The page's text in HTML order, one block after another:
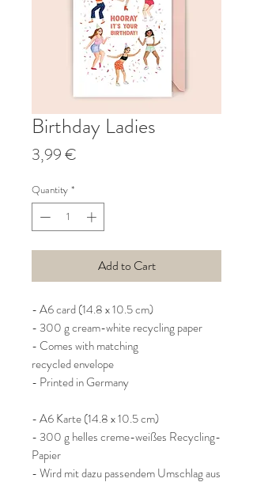
Birthday Ladies
3,99 €
Quantity *
Add to Cart
- A6 card (14.8 x 10.5 cm)
- 300 g cream-white recycling paper
- Comes with matching
recycled envelope
- Printed in Germany
- A6 Karte (14.8 x 10.5 cm)
- 300 g helles creme-weißes Recycling-
Papier
- Wird mit dazu passendem Umschlag aus